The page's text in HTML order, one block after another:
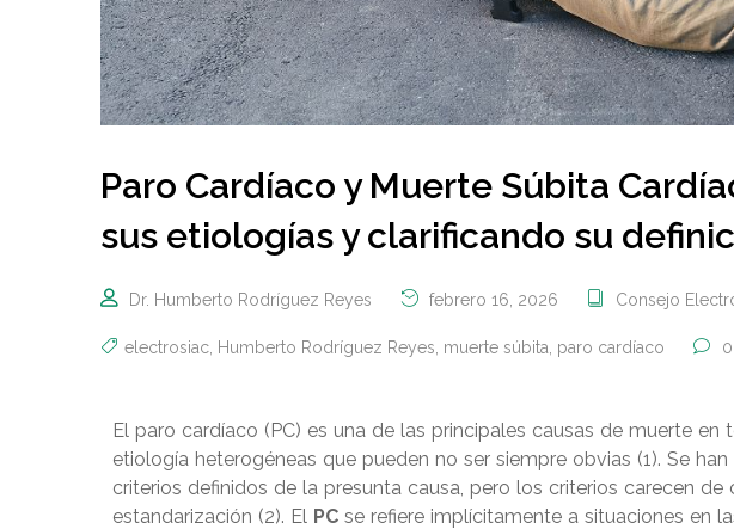
Paro Cardíaco y Muerte Súbita
sus etiologías y clarificando su
Dr. Humberto Rodríguez Reyes febrero 16, 2026 Consejo
electrosiac Humberto Rodríguez Reyes muerte súbita paro cardíaco
El paro cardíaco (PC) es una de las principales causas de muerte
etiología heterogéneas que pueden no ser siempre obvias (1). Se
criterios definidos de la presunta causa, pero los criterios carecen de
estandarización (2). El PC se refiere implícitamente a situaciones en